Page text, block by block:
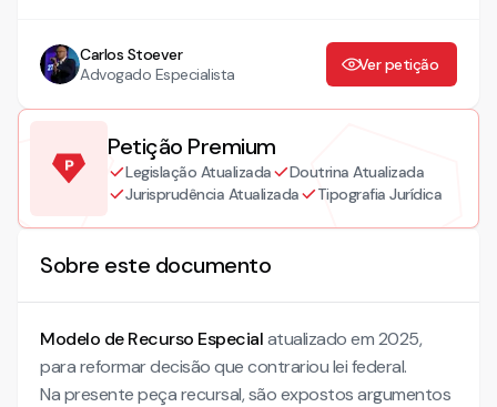
Carlos Stoever
Advogado Especialista
Ver petição
Petição Premium
Legislação Atualizada
Doutrina Atualizada
Jurisprudência Atualizada
Tipografia Jurídica
Sobre este documento
Modelo de Recurso Especialatualizado em 2025,
para reformar decisão que contrariou lei federal.
Na presente peça recursal, são expostos argumentos